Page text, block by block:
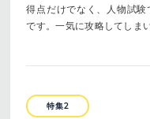
得点だけでなく、人物試
です。一気に攻略してしま
特集2